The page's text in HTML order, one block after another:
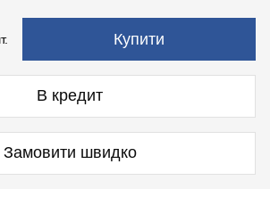
Купити
В кредит
Замовити швидко